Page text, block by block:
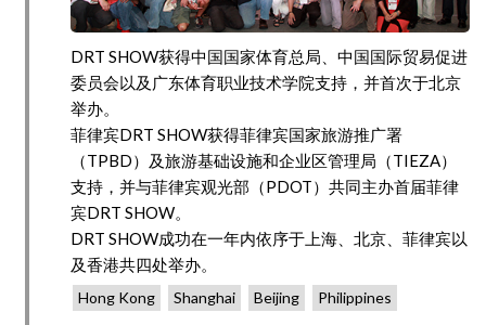
DRT SHOW获得中国国家体育总局、中国国际贸易促进
委员会以及广东体育职业技术学院支持，并首次于北京
举办。
菲律宾DRT SHOW获得菲律宾国家旅游推广署
（TPBD）及旅游基础设施和企业区管理局（TIEZA）
支持，并与菲律宾观光部（PDOT）共同主办首届菲律
宾DRT SHOW。
DRT SHOW成功在一年内依序于上海、北京、菲律宾以
及香港共四处举办。
Hong Kong Shanghai Beijing Philippines